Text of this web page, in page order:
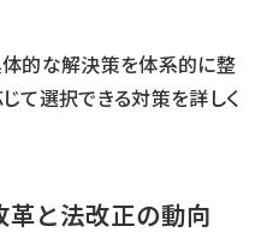
的な解決策を体系的に整
て選択できる対策を詳しく
と法改正の動向